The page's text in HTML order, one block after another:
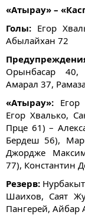
«Атырау» –
Голы: Егор
Абылайхан 72
Орынбасар
Амарал 37,
«Атырау»:
Егор Хвалько​,
Прце 61) –
Бердеш 56),
Джордже
77), Константин
Резерв:
Шаихов, Саят
Пангерей, Айбар